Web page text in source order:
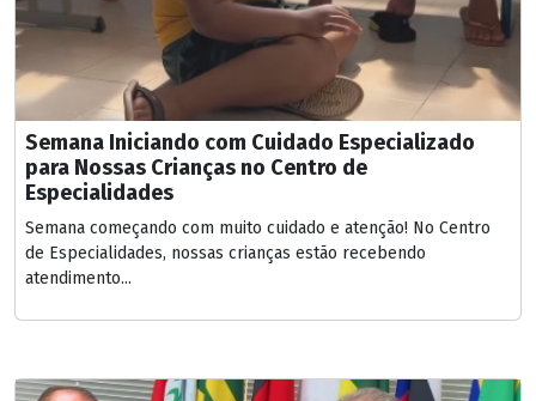
Semana Iniciando com Cuidado Especializado
para Nossas Crianças no Centro de
Especialidades
Semana começando com muito cuidado e atenção! No Centro
de Especialidades, nossas crianças estão recebendo
atendimento...